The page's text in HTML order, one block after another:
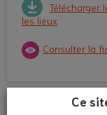
Télécharger
les lieux
Consulter la
Ce